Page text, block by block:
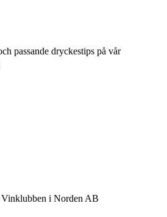
passande dryckestips på vår
i Norden AB